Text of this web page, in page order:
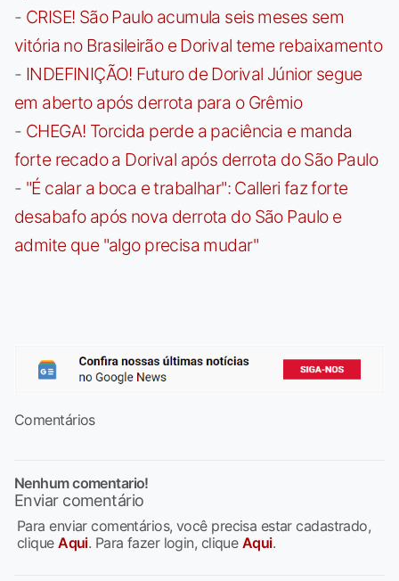
- CRISE! São Paulo acumula seis meses sem
vitória no Brasileirão e Dorival teme rebaixamento
- INDEFINIÇÃO! Futuro de Dorival Júnior segue
em aberto após derrota para o Grêmio
- CHEGA! Torcida perde a paciência e manda
forte recado a Dorival após derrota do São Paulo
- "É calar a boca e trabalhar": Calleri faz forte
desabafo após nova derrota do São Paulo e
admite que "algo precisa mudar"
Comentários
Nenhum comentario!
Enviar comentário
Para enviar comentários, você precisa estar cadastrado,
cliqueAqui. Para fazer login, clique Aqui.